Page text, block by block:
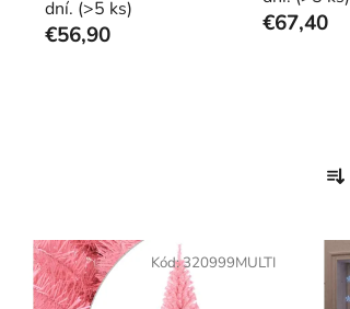
dní. (>5 ks)
€56,90 €67,40
a
e
n
Kód:320999MULTI